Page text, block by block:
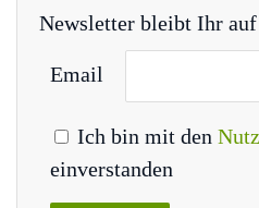
Newsletter bleibt Ihr
Email
Ich bin mit den
einverstanden